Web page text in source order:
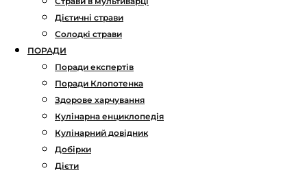
Дієтичні страви
Солодкі страви
ПОРАДИ
Поради експертів
Поради Клопотенка
Здорове харчування
Кулінарна енциклопедія
Кулінарний довідник
Добірки
Дієти